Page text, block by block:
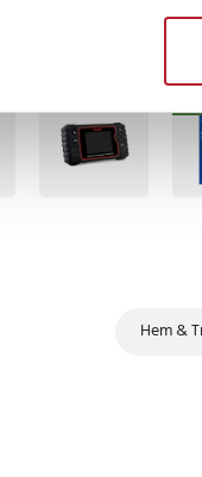
Hem &